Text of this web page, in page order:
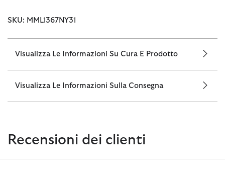
SKU: MML1367NY31
Visualizza Le Informazioni Su Cura E Prodotto
Visualizza Le Informazioni Sulla Consegna
Recensioni dei clienti